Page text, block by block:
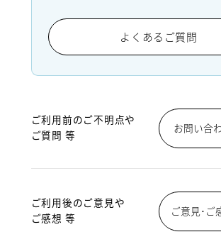
よくあるご質問
ご利用前のご不明点や
ご質問 等
お問い合
ご利用後のご意見や
ご感想 等
ご意見･ご